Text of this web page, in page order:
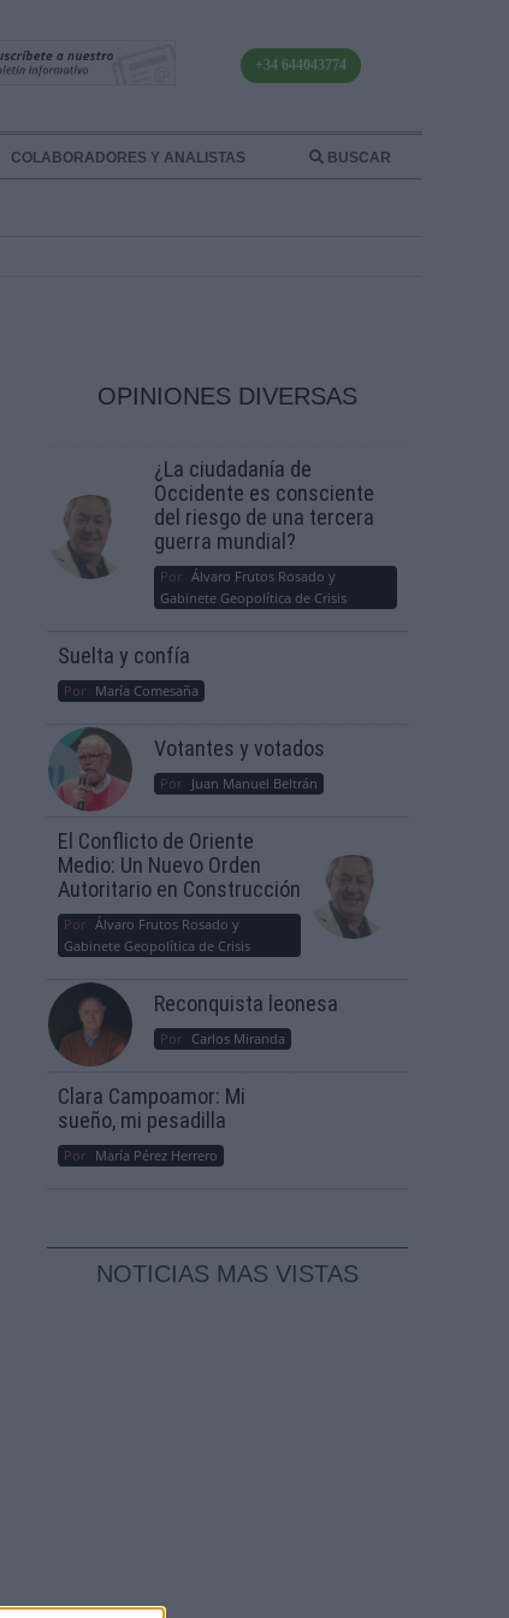
+34 644043774
COLABORADORES Y ANALISTAS BUSCAR
OPINIONES DIVERSAS
¿La ciudadanía de
Occidente es consciente
del riesgo de una tercera
guerra mundial?
Por Álvaro Frutos Rosado y
Gabinete Geopolítica de Crisis
Suelta y confía
Por María Comesaña
Votantes y votados
Por Juan Manuel Beltrán
El Conflicto de Oriente
Medio: Un Nuevo Orden
Autoritario en Construcción
Por Álvaro Frutos Rosado y
Gabinete Geopolítica de Crisis
Reconquista leonesa
Por Carlos Miranda
Clara Campoamor: Mi
sueño, mi pesadilla
Por María Pérez Herrero
NOTICIAS MAS VISTAS